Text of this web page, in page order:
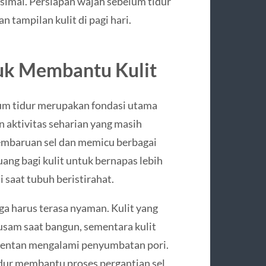
tampilan kulit di pagi hari.
Membantu Kulit
tidur merupakan fondasi utama
aktivitas seharian yang masih
sel dan memicu berbagai
bagi kulit untuk bernapas lebih
saat tubuh beristirahat.
harus terasa nyaman. Kulit yang
saat bangun, sementara kulit
mengalami penyumbatan pori.
membantu proses pergantian sel